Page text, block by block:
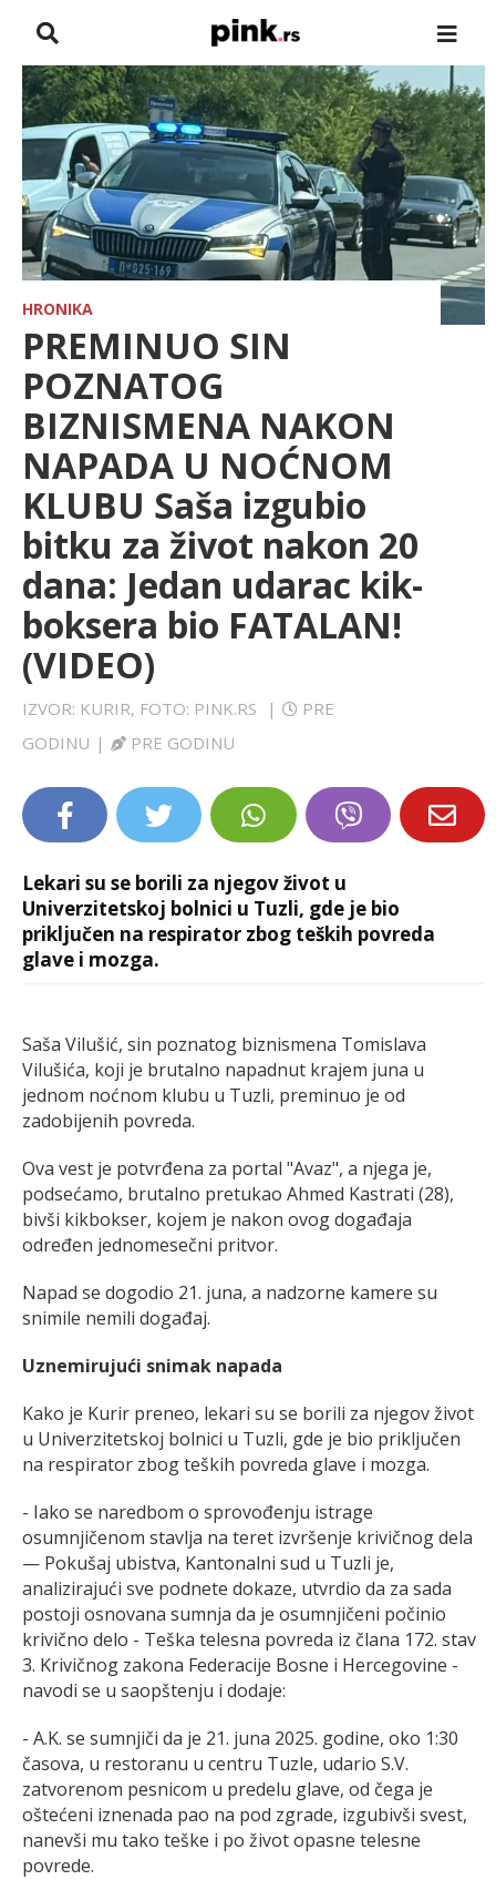
NASLOVNA
VESTI
ZADRUGA
SHOWBIZ
HRONIKA
FARMERI
TV
SPORT
LIFESTYLE
EXTRA
HRONIKA
PREMINUO SIN
POZNATOG
BIZNISMENA NAKON
NAPADA U NOĆNOM
KLUBU Saša izgubio
bitku za život nakon 20
dana: Jedan udarac kik-
boksera bio FATALAN!
(VIDEO)
IZVOR: KURIR, FOTO: PINK.RS |
PRE
GODINU | PRE GODINU
Lekari su se borili za njegov život u
Univerzitetskoj bolnici u Tuzli, gde je bio
priključen na respirator zbog teških povreda
glave i mozga.
Saša Vilušić, sin poznatog biznismena Tomislava
Vilušića, koji je brutalno napadnut krajem juna u
jednom noćnom klubu u Tuzli, preminuo je od
zadobijenih povreda.
Ova vest je potvrđena za portal "Avaz", a njega je,
podsećamo, brutalno pretukao Ahmed Kastrati (28),
bivši kikbokser, kojem je nakon ovog događaja
određen jednomesečni pritvor.
Napad se dogodio 21. juna, a nadzorne kamere su
snimile nemili događaj.
Uznemirujući snimak napada
Kako je Kurir preneo, lekari su se borili za njegov život
u Univerzitetskoj bolnici u Tuzli, gde je bio priključen
na respirator zbog teških povreda glave i mozga.
- Iako se naredbom o sprovođenju istrage
osumnjičenom stavlja na teret izvršenje krivičnog dela
— Pokušaj ubistva, Kantonalni sud u Tuzli je,
analizirajući sve podnete dokaze, utvrdio da za sada
postoji osnovana sumnja da je osumnjičeni počinio
krivično delo - Teška telesna povreda iz člana 172. stav
3. Krivičnog zakona Federacije Bosne i Hercegovine -
navodi se u saopštenju i dodaje:
- A.K. se sumnjiči da je 21. juna 2025. godine, oko 1:30
časova, u restoranu u centru Tuzle, udario S.V.
zatvorenom pesnicom u predelu glave, od čega je
oštećeni iznenada pao na pod zgrade, izgubivši svest,
nanevši mu tako teške i po život opasne telesne
povrede.